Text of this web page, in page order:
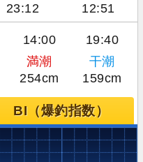
23:12 12:51
14:00 19:40
満潮
干潮
254cm 159cm
BI（爆釣指数）